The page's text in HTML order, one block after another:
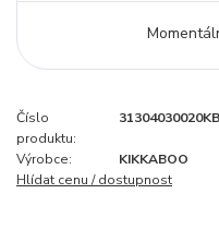
Číslo
produktu:
31304030020KB
Výrobce:
KIKKABOO
Hlídat cenu / dostupnost